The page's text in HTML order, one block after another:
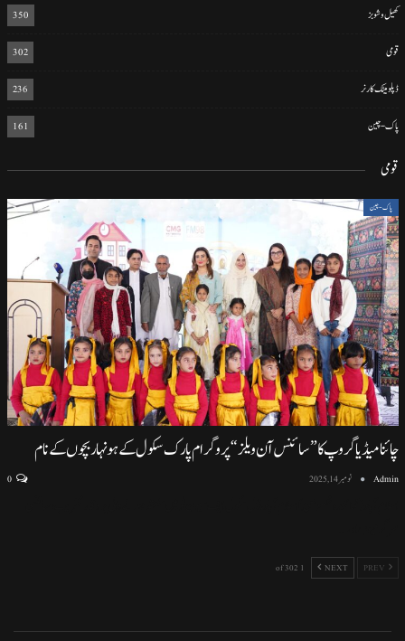
کھیل و شوبز 350
قومی 302
ڈپلومیٹک کارنر 236
پاک-چین 161
قومی
پاک-چین
چائنا میڈیا گروپ کا ”سائنس آن ویلز“ پروگرام پارک سکول کے ہونہار بچوں کے نام
Admin نومبر 14, 2025 0
NEXT
1 of 302